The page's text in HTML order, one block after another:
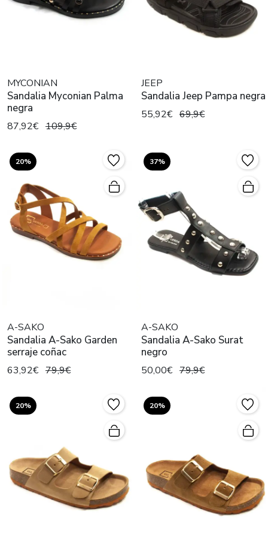
MYCONIAN
Sandalia Myconian Palma
negra
87,92€ 109,9€
JEEP
Sandalia Jeep Pampa negra
55,92€ 69,9€
20%
A-SAKO
Sandalia A-Sako Garden
serraje coñac
63,92€ 79,9€
37%
A-SAKO
Sandalia A-Sako Surat
negro
50,00€ 79,9€
20% 20%